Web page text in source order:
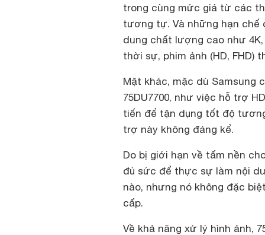
trong cùng mức giá từ các
tương tự. Và những hạn
dung chất lượng cao như
thời sự, phim ảnh (HD, FHD)
Mặt khác, mặc dù Samsung
75DU7700, như việc hỗ trợ
tiến để tận dụng tốt độ
trợ này không đáng kể.
Do bị giới hạn về tấm nền
đủ sức để thực sự làm nội
nào, nhưng nó không đặc
cấp.
Về khả năng xử lý hình ảnh,